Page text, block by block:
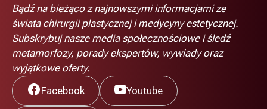
Bądź na bieżąco z najnowszymi informacjami ze
świata chirurgii plastycznej i medycyny estetycznej.
Subskrybuj nasze media społecznościowe i śledź
metamorfozy, porady ekspertów, wywiady oraz
wyjątkowe oferty.
Facebook
Youtube